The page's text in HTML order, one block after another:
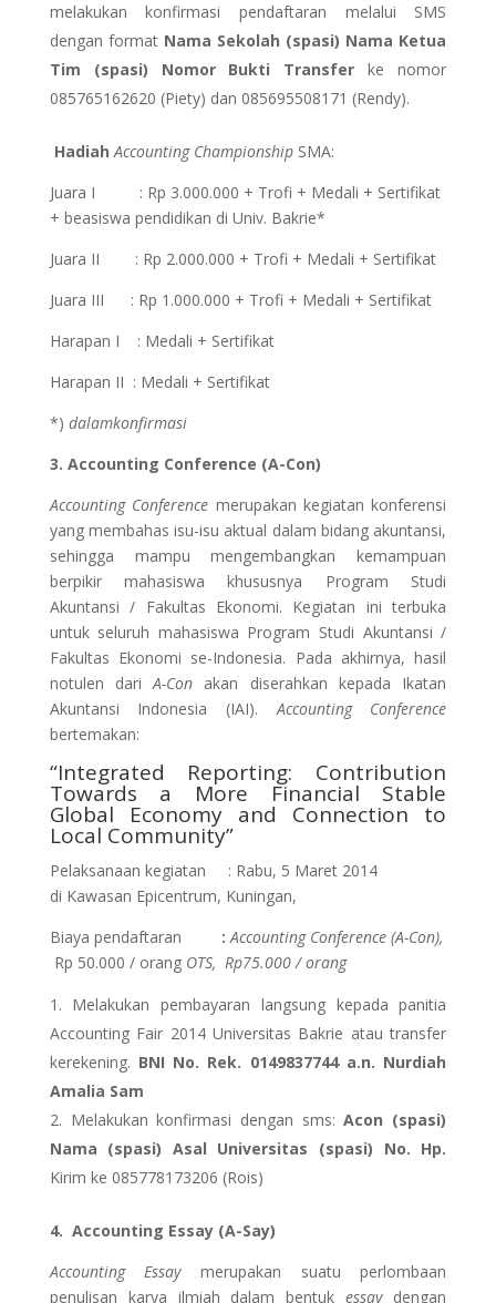
melakukan konfirmasi pendaftaran melalui SMS
dengan format Nama Sekolah (spasi) Nama Ketua
Tim (spasi) Nomor Bukti Transferke nomor
085765162620 (Piety) dan 085695508171 (Rendy).
HadiahAccounting Championship SMA:
Juara I : Rp 3.000.000 + Trofi + Medali + Sertifikat
+ beasiswa pendidikan di Univ. Bakrie*
Juara II : Rp 2.000.000 + Trofi + Medali + Sertifikat
Juara III : Rp 1.000.000 + Trofi + Medali + Sertifikat
Harapan I : Medali + Sertifikat
Harapan II : Medali + Sertifikat
*) dalamkonfirmasi
3. Accounting Conference (A-Con)
Accounting Conference merupakan kegiatan konferensi
yang membahas isu-isu aktual dalam bidang akuntansi,
sehingga mampu mengembangkan kemampuan
berpikir mahasiswa khususnya Program Studi
Akuntansi / Fakultas Ekonomi. Kegiatan ini terbuka
untuk seluruh mahasiswa Program Studi Akuntansi /
Fakultas Ekonomi se-Indonesia. Pada akhirnya, hasil
notulen dariA-Con akan diserahkan kepada Ikatan
Akuntansi Indonesia (IAI).Accounting Conference
bertemakan:
“Integrated Reporting: Contribution
Towards a More Financial Stable
Global Economy and Connection to
Local Community”
Pelaksanaan kegiatan : Rabu, 5 Maret 2014
di Kawasan Epicentrum, Kuningan,
Biaya pendaftaran :Accounting Conference (A-Con),
Rp 50.000 / orang OTS, Rp75.000 / orang
Melakukan pembayaran langsung kepada panitia
Accounting Fair 2014 Universitas Bakrie atau transfer
kerekening. BNI No. Rek. 0149837744 a.n. Nurdiah
Amalia Sam
Melakukan konfirmasi dengan sms:Acon (spasi)
Nama (spasi) Asal Universitas (spasi) No. Hp.
Kirim ke 085778173206 (Rois)
4. Accounting Essay (A-Say)
Accounting Essaymerupakan suatu perlombaan
penulisan karya ilmiah dalam bentukessay dengan